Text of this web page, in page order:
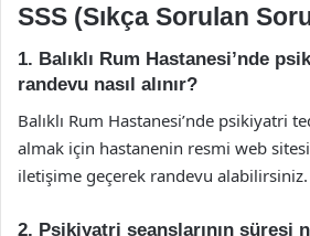
SSS (Sıkça Sorulan
1. Balıklı Rum Hastanesi’nde
randevu nasıl alınır?
Balıklı Rum Hastanesi’nde psikiyatri
almak için hastanenin resmi web
iletişime geçerek randevu alabilirsiniz.
2. Psikiyatri seanslarının süresi